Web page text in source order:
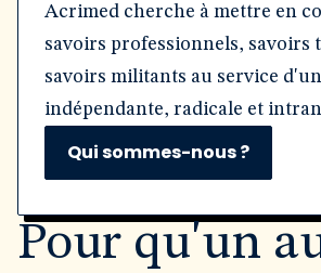
Acrimed cherche à mettre en
savoirs professionnels, savoirs
savoirs militants au service
indépendante, radicale et
Qui sommes-nous ?
Pour qu'un